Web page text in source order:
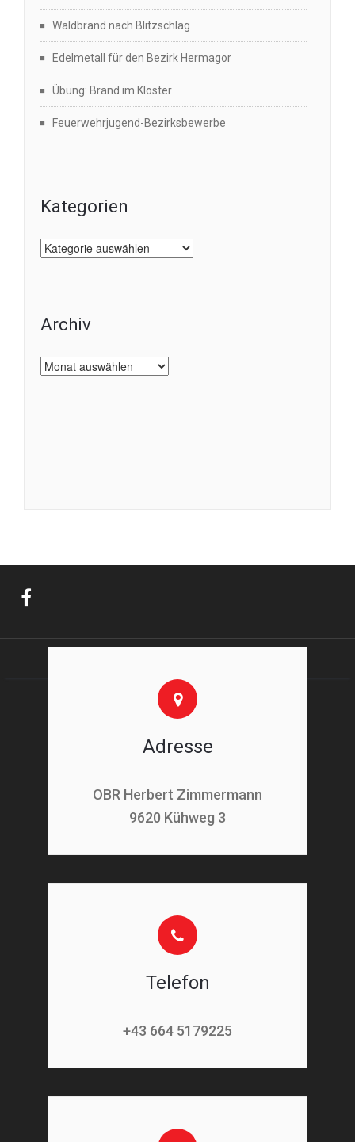
Waldbrand nach Blitzschlag
Edelmetall für den Bezirk Hermagor
Übung: Brand im Kloster
Feuerwehrjugend-Bezirksbewerbe
Kategorien
Kategorien
Archiv
Archiv
Adresse
OBR Herbert Zimmermann
9620 Kühweg 3
Telefon
+43 664 5179225